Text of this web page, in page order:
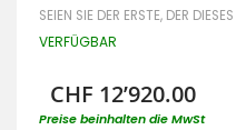
SEIEN SIE DER ERSTE, DER
VERFÜGBAR
CHF 12’920.00
Preise beinhalten die MwSt